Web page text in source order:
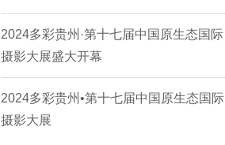
2024多彩贵州·第十七届中国原生态国际
摄影大展盛大开幕
2024多彩贵州•第十七届中国原生态国际
摄影大展